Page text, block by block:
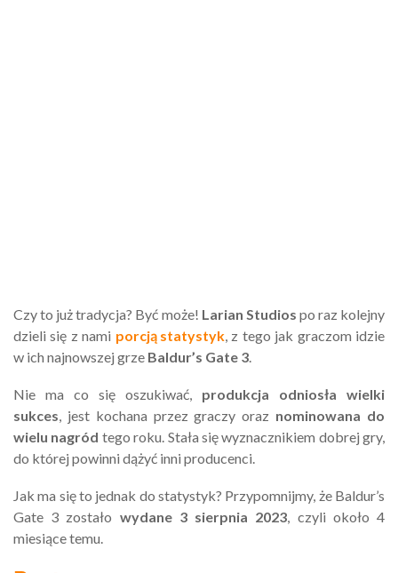
Czy to już tradycja? Być może! Larian Studios po raz kolejny
dzieli się z nami porcją statystyk, z tego jak graczom idzie
w ich najnowszej grze Baldur’s Gate 3
Nie ma co się oszukiwać, produkcja odniosła wielki
sukces , jest kochana przez graczy oraz nominowana do
wielu nagród tego roku. Stała się wyznacznikiem dobrej gry,
do której powinni dążyć inni producenci.
Jak ma się to jednak do statystyk? Przypomnijmy, że Baldur’s
Gate 3 zostało wydane 3 sierpnia 2023 , czyli około 4
miesiące temu.